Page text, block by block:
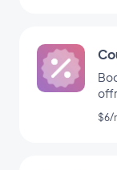
$6/